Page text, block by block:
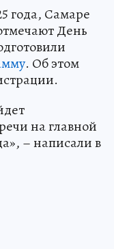
года, Самаре
День
. Об этом
на главной
– написали в